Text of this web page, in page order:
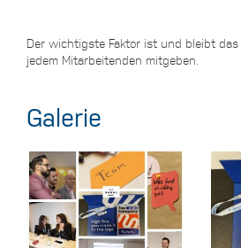
Der wichtigste Faktor ist und bleibt das
jedem Mitarbeitenden mitgeben.
Galerie